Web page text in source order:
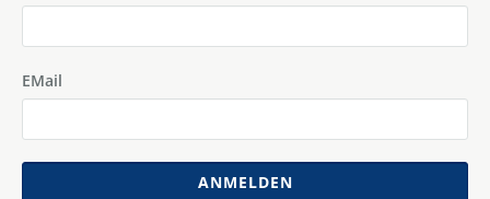
EMail
ANMELDEN